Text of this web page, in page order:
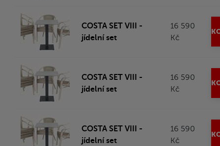
COSTA SET VIII -
jídelní set
16 590
Kč
COSTA SET VIII -
jídelní set
16 590
Kč
COSTA SET VIII -
jídelní set
16 590
Kč